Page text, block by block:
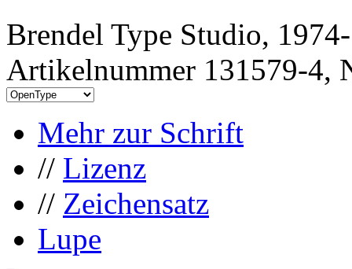
Brendel Type Studio,
Artikelnummer 131579-4,
Mehr zur Schrift
// Lizenz
// Zeichensatz
Lupe